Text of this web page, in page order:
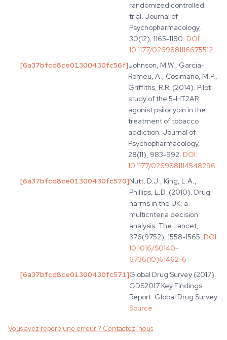
randomized controlled
trial. Journal of
Psychopharmacology,
30(12), 1165-1180. DOI:
10.1177/0269881116675512
[6a37bfcd8ce01300430fc56f]Johnson, M.W., Garcia-
Romeu, A., Cosimano, M.P.,
Griffiths, R.R. (2014). Pilot
study of the 5-HT2AR
agonist psilocybin in the
treatment of tobacco
addiction. Journal of
Psychopharmacology,
28(11), 983-992. DOI:
10.1177/0269881114548296
[6a37bfcd8ce01300430fc570]Nutt, D.J., King, L.A.,
Phillips, L.D. (2010). Drug
harms in the UK: a
multicriteria decision
analysis. The Lancet,
376(9752), 1558-1565. DOI:
10.1016/S0140-
6736(10)61462-6
[6a37bfcd8ce01300430fc571]Global Drug Survey (2017).
GDS2017 Key Findings
Report. Global Drug Survey.
Source
Vous avez repéré une erreur ? Contactez-nous